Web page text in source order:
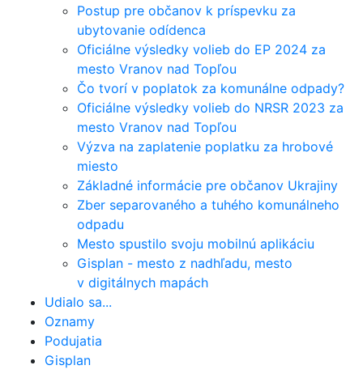
Postup pre občanov k príspevku za
ubytovanie odídenca
Oficiálne výsledky volieb do EP 2024 za
mesto Vranov nad Topľou
Čo tvorí v poplatok za komunálne odpady?
Oficiálne výsledky volieb do NRSR 2023 za
mesto Vranov nad Topľou
Výzva na zaplatenie poplatku za hrobové
miesto
Základné informácie pre občanov Ukrajiny
Zber separovaného a tuhého komunálneho
odpadu
Mesto spustilo svoju mobilnú aplikáciu
Gisplan - mesto z nadhľadu, mesto
v digitálnych mapách
Udialo sa...
Oznamy
Podujatia
Gisplan